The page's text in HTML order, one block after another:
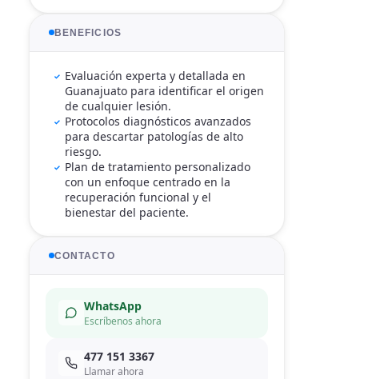
molestias se preguntan qué especialista trata
Guanajuato, nos dedicamos al manejo
especializado de diversas patologías de la
región, brindando un entorno de confianza y
profesionalismo para restaurar tu salud y
mejorar tu calidad de vida.
BENEFICIOS
Evaluación experta y detallada en
Guanajuato para identificar el origen
de cualquier lesión.
Protocolos diagnósticos avanzados
para descartar patologías de alto
riesgo.
Plan de tratamiento personalizado
con un enfoque centrado en la
recuperación funcional y el
bienestar del paciente.
CONTACTO
WhatsApp
Escríbenos ahora
477 151 3367
Llamar ahora